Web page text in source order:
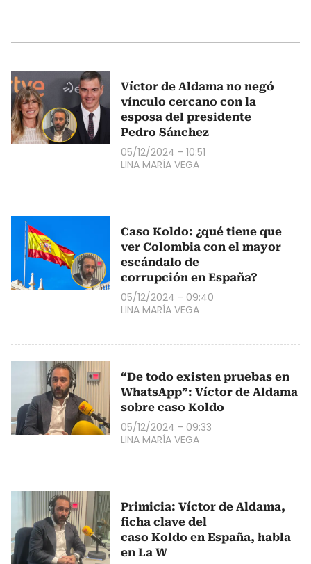
Víctor de Aldama no negó
vínculo cercano con la
esposa del presidente
Pedro Sánchez
05/12/2024 - 10:51
LINA MARÍA VEGA
Caso Koldo: ¿qué tiene que
ver Colombia con el mayor
escándalo de
corrupción en España?
05/12/2024 - 09:40
LINA MARÍA VEGA
“De todo existen pruebas en
WhatsApp”: Víctor de Aldama
sobre caso Koldo
05/12/2024 - 09:33
LINA MARÍA VEGA
Primicia: Víctor de Aldama,
ficha clave del
caso Koldo en España, habla
en La W